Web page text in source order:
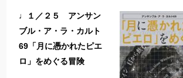
♩１／２５ アンサン
ブル・ア・ラ・カルト
69「月に憑かれたピエ
ロ」をめぐる冒険